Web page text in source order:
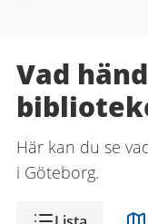
Vad
Här kan du se
i Göteborg.
Visning